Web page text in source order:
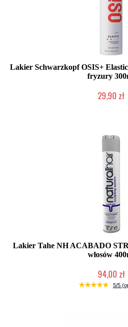
Lakier Schwarzkopf OSIS+
fryzury
29,90 zł
Lakier Tahe NH ACABADO
włosów
94,00 zł
Duża ilość (wysyłka
5/5